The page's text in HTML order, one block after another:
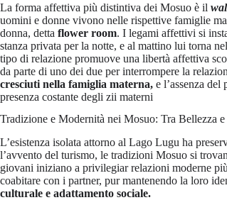
La forma affettiva più distintiva dei Mosuo è il
uomini e donne vivono nelle rispettive famiglie
donna, detta flower room. I legami affettivi si
stanza privata per la notte, e al mattino lui torna
tipo di relazione promuove una libertà affettiva
da parte di uno dei due per interrompere la
cresciuti nella famiglia materna, e l’assenza
presenza costante degli zii materni
Tradizione e Modernità nei Mosuo: Tra Bellezza e
L’esistenza isolata attorno al Lago Lugu ha
l’avvento del turismo, le tradizioni Mosuo si
giovani iniziano a privilegiar relazioni moderne
coabitare con i partner, pur mantenendo la loro
culturale e adattamento sociale.